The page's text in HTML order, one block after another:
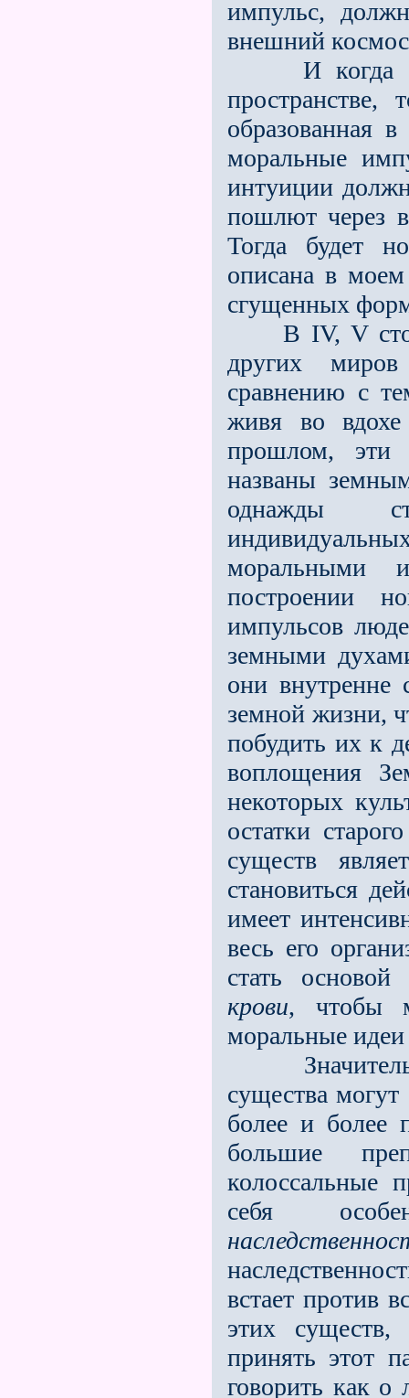
импульс,
внешний
И когда
пространстве,
образованная
моральные
интуиции
пошлют через
Тогда будет
описана в моем
сгущенных
В IV, V
других
сравнению с
живя во
прошлом, эти
названы
однажды
моральными
построении
импульсов
земными
они
земной жизни,
побудить их к
воплощения
некоторых
остатки
существ
становиться
имеет
весь его
стать основой
крови, чтобы
моральные идеи
существа
более и более
большие
колоссальные
себя
встает против
этих
принять этот
говорить как